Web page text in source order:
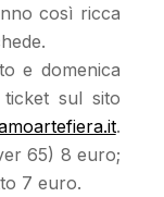
così ricca
e domenica
ticket sul sito
.
65) 8 euro;
7 euro.